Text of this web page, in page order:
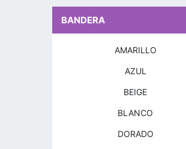
BANDERA
AMARILLO
AZUL
BEIGE
BLANCO
DORADO